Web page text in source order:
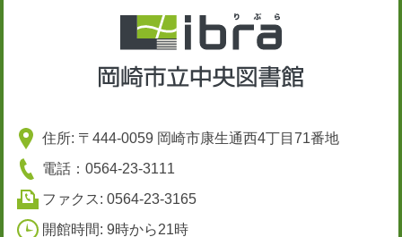
住所: 〒444-0059 岡崎市康生通西4丁目71番地
電話：0564-23-3111
ファクス: 0564-23-3165
開館時間: 9時から21時